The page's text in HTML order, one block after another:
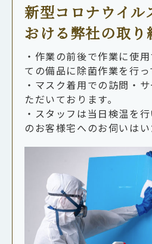
新型コロナウイル
おける弊社の取り
・作業の前後で作業に使
ての備品に除菌作業を行っ
・マスク着用での訪問・
ただいております。
・スタッフは当日検温を
のお客様宅へのお伺いはい